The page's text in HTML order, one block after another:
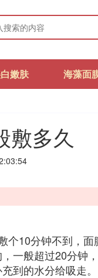
嫩肤 海藻面
敷多久
个10分钟不到，
一般超过20分钟
到的水分给吸走。